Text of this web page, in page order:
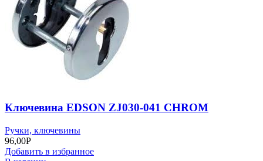
Ключевина EDSON ZJ030-041 CHROM
Ручки, ключевины
96,00Р
Добавить в избранное